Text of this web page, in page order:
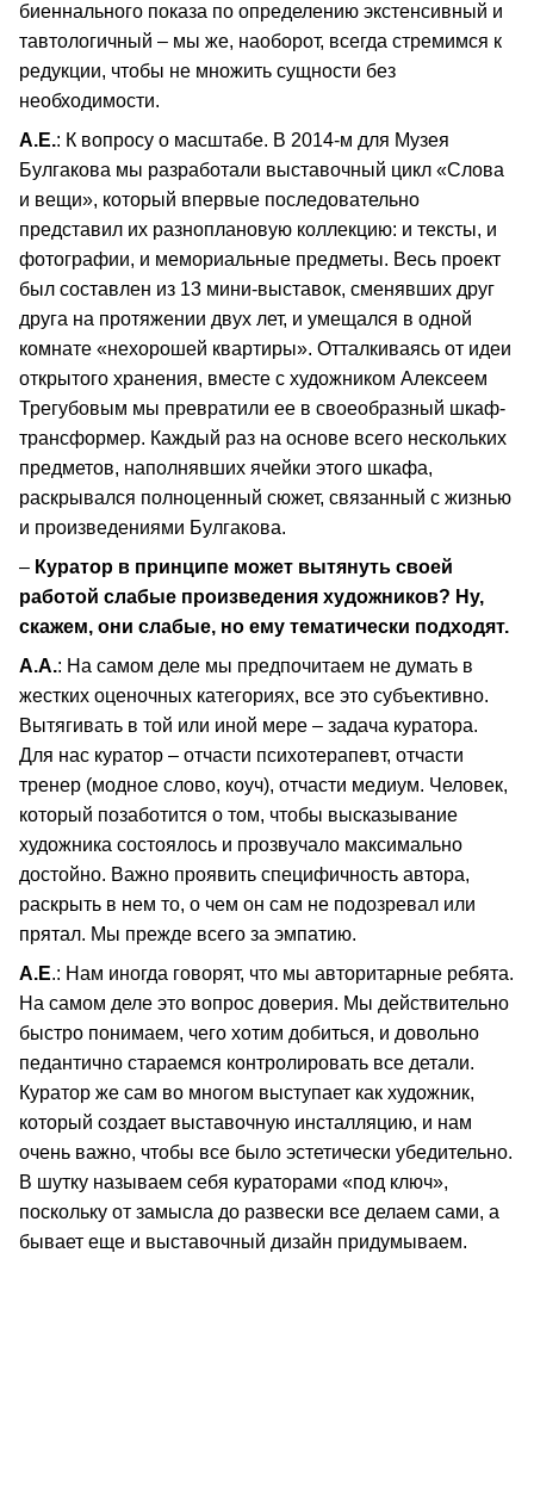
биеннального показа по определению экстенсивный и
тавтологичный – мы же, наоборот, всегда стремимся к
редукции, чтобы не множить сущности без
необходимости.
А.Е.: К вопросу о масштабе. В 2014-м для Музея
Булгакова мы разработали выставочный цикл «Слова
и вещи», который впервые последовательно
представил их разноплановую коллекцию: и тексты, и
фотографии, и мемориальные предметы. Весь проект
был составлен из 13 мини-выставок, сменявших друг
друга на протяжении двух лет, и умещался в одной
комнате «нехорошей квартиры». Отталкиваясь от идеи
открытого хранения, вместе с художником Алексеем
Трегубовым мы превратили ее в своеобразный шкаф-
трансформер. Каждый раз на основе всего нескольких
предметов, наполнявших ячейки этого шкафа,
раскрывался полноценный сюжет, связанный с жизнью
и произведениями Булгакова.
– Куратор в принципе может вытянуть своей
работой слабые произведения художников? Ну,
скажем, они слабые, но ему тематически подходят.
А.А.: На самом деле мы предпочитаем не думать в
жестких оценочных категориях, все это субъективно.
Вытягивать в той или иной мере – задача куратора.
Для нас куратор – отчасти психотерапевт, отчасти
тренер (модное слово, коуч), отчасти медиум. Человек,
который позаботится о том, чтобы высказывание
художника состоялось и прозвучало максимально
достойно. Важно проявить специфичность автора,
раскрыть в нем то, о чем он сам не подозревал или
прятал. Мы прежде всего за эмпатию.
А.Е.: Нам иногда говорят, что мы авторитарные ребята.
На самом деле это вопрос доверия. Мы действительно
быстро понимаем, чего хотим добиться, и довольно
педантично стараемся контролировать все детали.
Куратор же сам во многом выступает как художник,
который создает выставочную инсталляцию, и нам
очень важно, чтобы все было эстетически убедительно.
В шутку называем себя кураторами «под ключ»,
поскольку от замысла до развески все делаем сами, а
бывает еще и выставочный дизайн придумываем.